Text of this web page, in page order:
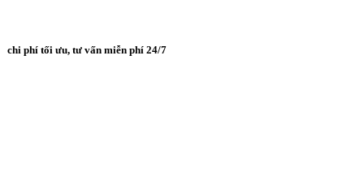
chi phí tối ưu, tư vấn miễn phí 24/7